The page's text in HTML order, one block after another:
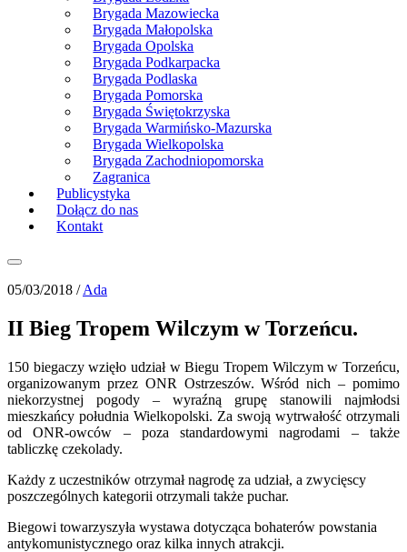
Brygada Mazowiecka
Brygada Małopolska
Brygada Opolska
Brygada Podkarpacka
Brygada Podlaska
Brygada Pomorska
Brygada Świętokrzyska
Brygada Warmińsko-Mazurska
Brygada Wielkopolska
Brygada Zachodniopomorska
Zagranica
Publicystyka
Dołącz do nas
Kontakt
05/03/2018 /Ada
II Bieg Tropem Wilczym w Torzeńcu.
150 biegaczy wzięło udział w Biegu Tropem Wilczym w Torzeńcu,
organizowanym przez ONR Ostrzeszów. Wśród nich – pomimo
niekorzystnej pogody – wyraźną grupę stanowili najmłodsi
mieszkańcy południa Wielkopolski. Za swoją wytrwałość otrzymali
od ONR-owców – poza standardowymi nagrodami – także
tabliczkę czekolady.
Każdy z uczestników otrzymał nagrodę za udział, a zwycięscy
poszczególnych kategorii otrzymali także puchar.
Biegowi towarzyszyła wystawa dotycząca bohaterów powstania
antykomunistycznego oraz kilka innych atrakcji.